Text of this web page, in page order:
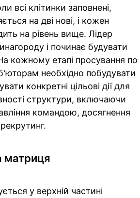
всі клітинки заповнені,
на дві нові, і кожен
на рівень вище. Лідер
і починає будувати
кожному етапі просування по
необхідно побудувати
конкретні цільові дії для
структури, включаючи
командою, досягнення
матриця
у верхній частині